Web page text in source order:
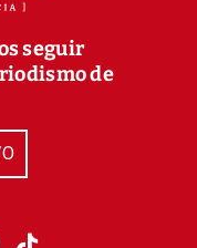
seguir
de